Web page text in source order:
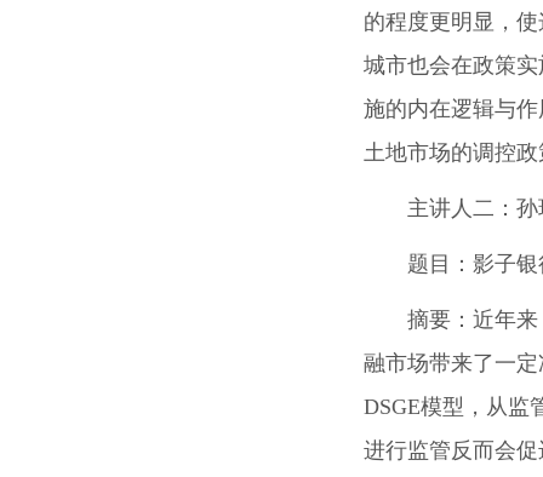
的程度更明显，
城市也会在政策
施的内在逻辑与
土地市场的调控
主讲人二： 孙
题目： 影子银
摘要： 近年
融市场带来了一
DSGE模型，从监
进行监管反而会